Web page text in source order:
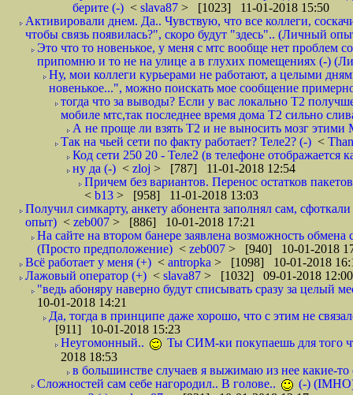
берите (-) < slava87 > [1023] 11-01-2018 15:50
Активировали днем. Да.. Чувствую, что все коллеги,
чтобы связь появилась?", скоро будут "здесь".. (Личный
Это что то новенькое, у меня с мтс вообще нет проблем
припомню и то не на улице а в глухих помещениях (-)
Ну, мои коллеги курьерами не работают, а целыми
новенькое...", можно поискать мое сообщение
тогда что за выводы? Если у вас локально Т2
мобиле мтс,так последнее время дома Т2 сильно
А не проще ли взять Т2 и не выносить мозг
Так на чьей сети по факту работает? Теле2? (-) <
Код сети 250 20 - Теле2 (в телефоне отображается
ну да (-) < zloj > [787] 11-01-2018 12:54
Причем без вариантов. Перенос остатков
< b13 > [958] 11-01-2018 13:03
Получил симкарту, анкету абонента заполнял сам,
опыт) < zeb007 > [886] 10-01-2018 17:21
На сайте на втором банере заявлена возможность
(Просто предположение) < zeb007 > [940] 10-01-2018
Всё работает у меня (+) < antropka > [1098] 10-01-2018
Лажовый оператор (+) < slava87 > [1032] 09-01-2018 12:00
"ведь абоняру наверно будут списывать сразу за целый
10-01-2018 14:21
Да, тогда в принципе даже хорошо, что с этим не
[911] 10-01-2018 15:23
Неугомонный..
Ты СИМ-ки покупаешь для того
2018 18:53
в большинстве случаев я выжимаю из нее какие-то
Сложностей сам себе нагородил.. В голове..
(-)